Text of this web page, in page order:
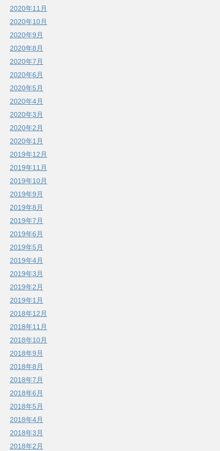
2020年11月
2020年10月
2020年9月
2020年8月
2020年7月
2020年6月
2020年5月
2020年4月
2020年3月
2020年2月
2020年1月
2019年12月
2019年11月
2019年10月
2019年9月
2019年8月
2019年7月
2019年6月
2019年5月
2019年4月
2019年3月
2019年2月
2019年1月
2018年12月
2018年11月
2018年10月
2018年9月
2018年8月
2018年7月
2018年6月
2018年5月
2018年4月
2018年3月
2018年2月